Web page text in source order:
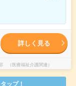
詳しく見る
（医療福祉介護関連）
ップ！